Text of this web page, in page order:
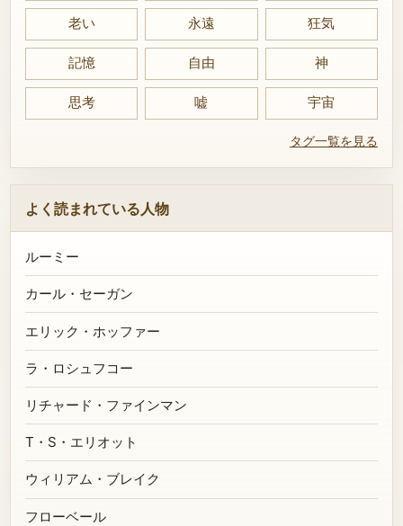
老い 永遠 狂気
記憶 自由 神
思考 嘘 宇宙
タグ一覧を見る
よく読まれている人物
ルーミー
カール・セーガン
エリック・ホッファー
ラ・ロシュフコー
リチャード・ファインマン
T・S・エリオット
ウィリアム・ブレイク
フローベール